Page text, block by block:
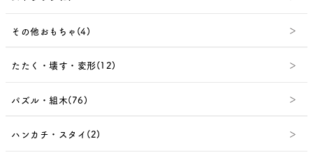
その他おもちゃ(4)
たたく・壊す・変形(12)
パズル・組木(76)
ハンカチ・スタイ(2)